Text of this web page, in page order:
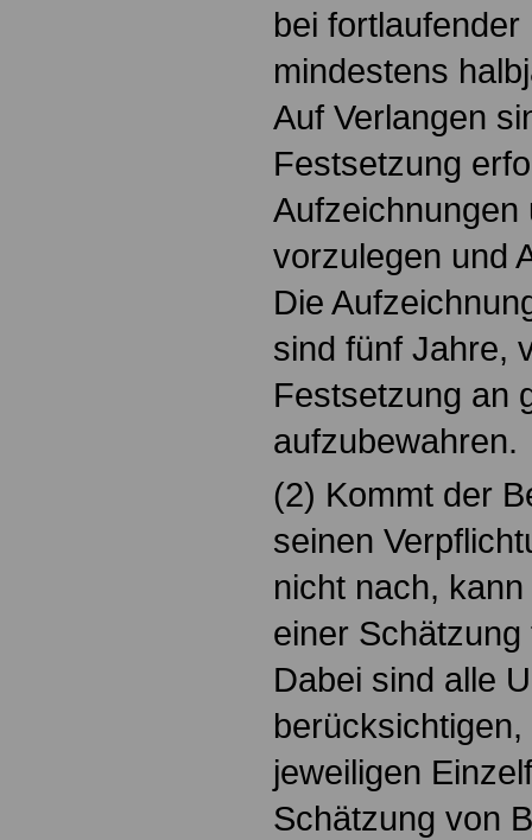
bei
mindestens
Auf Verlangen
Festsetzung
Aufzeichnungen
vorzulegen und
Die
sind fünf Jahre,
Festsetzung an
aufzubewahren.
(2) Kommt der
seinen
nicht nach,
einer
Dabei sind alle
jeweiligen
Schätzung von